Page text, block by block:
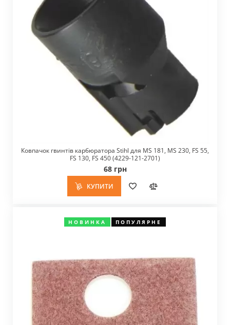
Ковпачок гвинтів карбюратора Stihl для MS 181, MS 230, FS 55,
FS 130, FS 450 (4229-121-2701)
68 грн
КУПИТИ
НОВИНКА ПОПУЛЯРНЕ